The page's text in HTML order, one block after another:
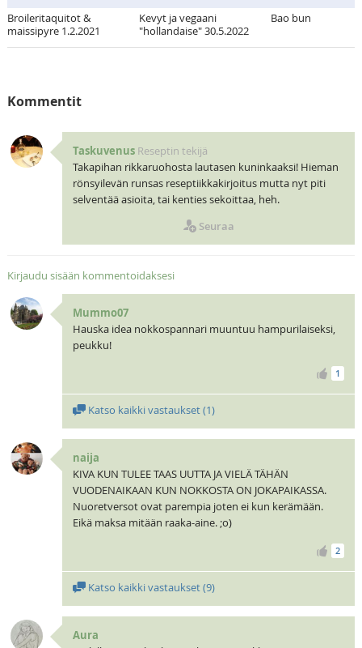
Broileritaquitot &
maissipyre 1.2.2021
Kevyt ja vegaani
"hollandaise" 30.5.2022
Bao bun
Kommentit
Taskuvenus Reseptin tekijä
Takapihan rikkaruohosta lautasen kuninkaaksi! Hieman
rönsyilevän runsas reseptiikkakirjoitus mutta nyt piti
selventää asioita, tai kenties sekoittaa, heh.
Seuraa
Kirjaudu sisään kommentoidaksesi
Mummo07
Hauska idea nokkospannari muuntuu hampurilaiseksi,
peukku!
1
Katso kaikki vastaukset (1)
naija
KIVA KUN TULEE TAAS UUTTA JA VIELÄ TÄHÄN
VUODENAIKAAN KUN NOKKOSTA ON JOKAPAIKASSA.
Nuoretversot ovat parempia joten ei kun kerämään.
Eikä maksa mitään raaka-aine. ;o)
2
Katso kaikki vastaukset (9)
Aura